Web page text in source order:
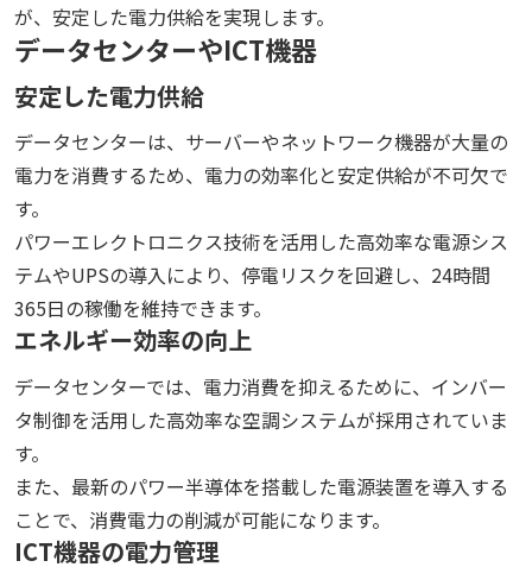
が、安定した電力供給を実現します。
データセンターやICT機器
安定した電力供給
データセンターは、サーバーやネットワーク機器が大量の
電力を消費するため、電力の効率化と安定供給が不可欠で
す。
パワーエレクトロニクス技術を活用した高効率な電源シス
テムやUPSの導入により、停電リスクを回避し、24時間
365日の稼働を維持できます。
エネルギー効率の向上
データセンターでは、電力消費を抑えるために、インバー
タ制御を活用した高効率な空調システムが採用されていま
す。
また、最新のパワー半導体を搭載した電源装置を導入する
ことで、消費電力の削減が可能になります。
ICT機器の電力管理